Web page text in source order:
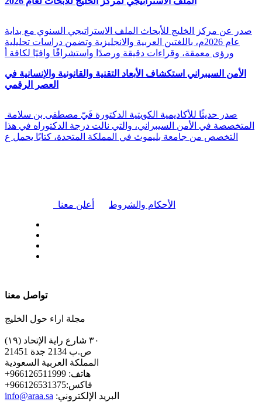
صدر عن مركز الخليج للأبحاث الملف الاستراتيجي السنوي مع بداية
عام 2026م، باللغتين العربية والانجليزية وتضمن دراسات تحليلية
ورؤى معمقة، وقراءات دقيقة ورصدًا واستشرافًا وافيًا لكافة أ
الأمن السيبراني استكشاف الأبعاد التقنية والقانونية والإنسانية في
العصر الرقمي
المتخصصة في الأمن السيبراني، والتي نالت درجة الدكتوراه في هذا
التخصص من جامعة بليموث في المملكة المتحدة، كتابًا يحمل ع
أعلن معنا الأحكام والشروط
تواصل معنا
مجلة اراء حول الخليج
٣٠ شارع راية الإتحاد (١٩)
ص.ب 2134 جدة 21451
المملكة العربية السعودية
+هاتف: 966126511999
+فاكس:966126531375
info@araa.sa :البريد الإلكتروني